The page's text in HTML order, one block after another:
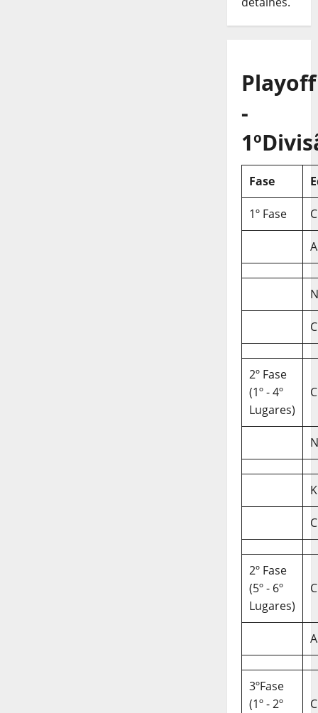
Playoff
-
Fase
1º Fase
2º Fase
(1º - 4º
Lugares)
2º Fase
(5º - 6º
Lugares)
3ºFase
(1º - 2º